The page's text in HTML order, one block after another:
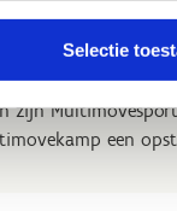
Selectie
bijvoorbeeld door
een